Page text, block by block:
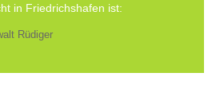
in Friedrichshafen ist:
Rüdiger